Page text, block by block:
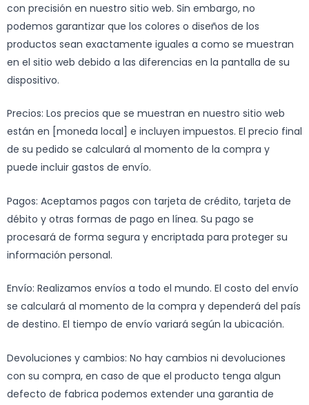
con precisión en nuestro sitio web. Sin embargo, no
podemos garantizar que los colores o diseños de los
productos sean exactamente iguales a como se muestran
en el sitio web debido a las diferencias en la pantalla de su
dispositivo.
Precios: Los precios que se muestran en nuestro sitio web
están en [moneda local] e incluyen impuestos. El precio final
de su pedido se calculará al momento de la compra y
puede incluir gastos de envío.
Pagos: Aceptamos pagos con tarjeta de crédito, tarjeta de
débito y otras formas de pago en línea. Su pago se
procesará de forma segura y encriptada para proteger su
información personal.
Envío: Realizamos envíos a todo el mundo. El costo del envío
se calculará al momento de la compra y dependerá del país
de destino. El tiempo de envío variará según la ubicación.
Devoluciones y cambios: No hay cambios ni devoluciones
con su compra, en caso de que el producto tenga algun
defecto de fabrica podemos extender una garantia de